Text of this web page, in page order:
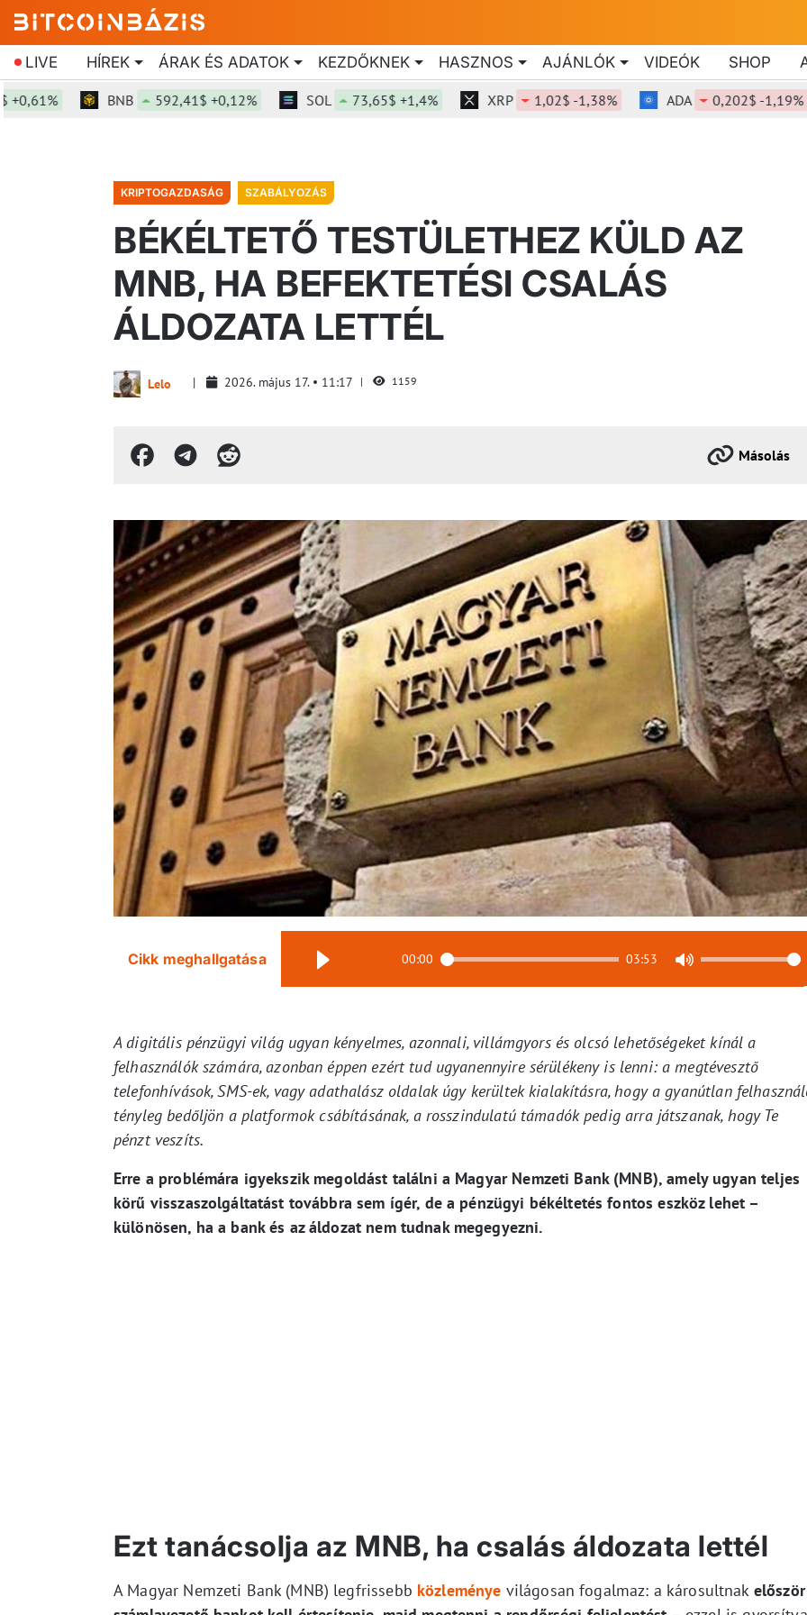
LIVE HÍREK ÁRAK ÉS ADATOK KEZDŐKNEK HASZNOS AJÁNLÓK VIDEÓK SHOP
BNB 592,41$ +0,12% SOL 73,65$ +1,4% XRP 1,02$ -1,38% ADA 0,202$ -1,19%
KRIPTOGAZDASÁG SZABÁLYOZÁS
BÉKÉLTETŐ TESTÜLETHEZ KÜLD AZ
MNB, HA BEFEKTETÉSI CSALÁS
ÁLDOZATA LETTÉL
Lelo 2026. május 17. 11:17 1159
Másolás
Cikk meghallgatása 00:00 03:53
A digitális pénzügyi világ ugyan kényelmes, azonnali, villámgyors és olcsó lehetőségeket kínál a
felhasználók számára, azonban éppen ezért tud ugyanennyire sérülékeny is lenni: a megtévesztő
telefonhívások, SMS-ek, vagy adathalász oldalak úgy kerültek kialakításra, hogy a gyanútlan
tényleg bedőljön a platformok csábításának, a rosszindulatú támadók pedig arra játszanak, hogy Te
pénzt veszíts.
Erre a problémára igyekszik megoldást találni a Magyar Nemzeti Bank (MNB), amely ugyan teljes
körű visszaszolgáltatást továbbra sem ígér, de a pénzügyi békéltetés fontos eszköz lehet –
különösen, ha a bank és az áldozat nem tudnak megegyezni.
Ezt tanácsolja az MNB, ha csalás áldozata lettél
A Magyar Nemzeti Bank (MNB) legfrissebb közleménye világosan fogalmaz: a károsultnak